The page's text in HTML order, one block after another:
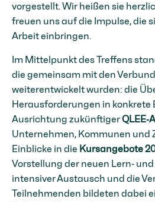
vorgestellt. Wir heißen sie
freuen uns auf die Impulse, die
Arbeit einbringen.
Im Mittelpunkt des Treffens
die gemeinsam mit den
weiterentwickelt wurden: die
Herausforderungen in konkrete
Ausrichtung zukünftiger
Unternehmen, Kommunen und
Einblicke in die Kursangebote
Vorstellung der neuen Lern‑
intensiver Austausch und die
Teilnehmenden bildeten dabei